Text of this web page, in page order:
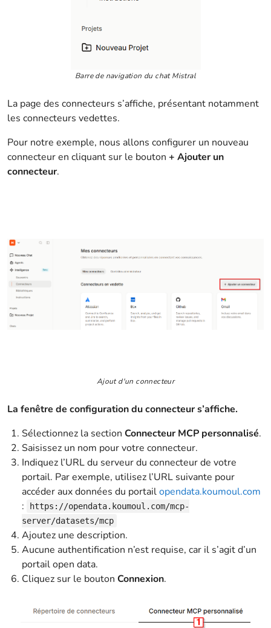
Barre de navigation du chat Mistral
La page des connecteurs s’affiche, présentant notamment
les connecteurs vedettes.
Pour notre exemple, nous allons configurer un nouveau
connecteur en cliquant sur le bouton + Ajouter un
connecteur.
Ajout d'un connecteur
La fenêtre de configuration du connecteur s’affiche.
Sélectionnez la section Connecteur MCP personnalisé.
Saisissez un nom pour votre connecteur.
Indiquez l’URL du serveur du connecteur de votre
portail. Par exemple, utilisez l’URL suivante pour
accéder aux données du portailopendata.koumoul.com
:
https://opendata.koumoul.com/mcp-
server/datasets/mcp
Ajoutez une description.
Aucune authentification n’est requise, car il s’agit d’un
portail open data.
Cliquez sur le bouton Connexion.